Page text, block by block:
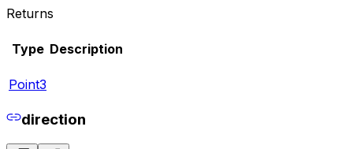
Returns
Type Description
Point3
direction